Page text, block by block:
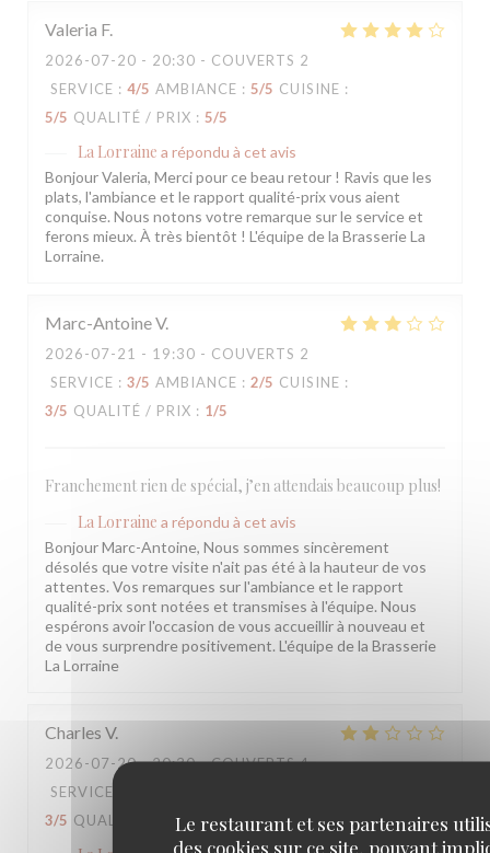
Le restaurant et ses partenaires
des cookies sur ce site, pouvant
Valeria F
2026-07-20 - 20:30 - COUVERTS 2
SERVICE : 4/5 AMBIANCE : 5/5 CUISINE :
5/5 QUALITÉ / PRIX : 5/5
La Lorraine a répondu à cet avis
Bonjour Valeria, Merci pour ce beau retour ! Ravis que les
plats, l'ambiance et le rapport qualité-prix vous aient
conquise. Nous notons votre remarque sur le service et
ferons mieux. À très bientôt ! L'équipe de la Brasserie La
Lorraine.
Marc-AntoineV
2026-07-21 - 19:30 - COUVERTS 2
SERVICE : 3/5 AMBIANCE : 2/5 CUISINE :
3/5 QUALITÉ / PRIX : 1/5
Franchement rien de spécial, j’en attendais beaucoup plus!
La Lorraine a répondu à cet avis
Bonjour Marc-Antoine, Nous sommes sincèrement
désolés que votre visite n'ait pas été à la hauteur de vos
attentes. Vos remarques sur l'ambiance et le rapport
qualité-prix sont notées et transmises à l'équipe. Nous
espérons avoir l'occasion de vous accueillir à nouveau et
de vous surprendre positivement. L'équipe de la Brasserie
La Lorraine
Charles V
2026-07-20- 20:30 - COUVERTS 4
SERVICE
3/5 QUALITÉ / PRIX: 3/5